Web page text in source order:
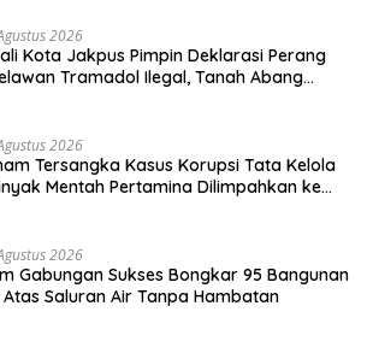
2026
Kota Jakpus Pimpin Deklarasi Perang
Tramadol Ilegal, Tanah Abang
2026
Tersangka Kasus Korupsi Tata Kelola
Mentah Pertamina Dilimpahkan ke
2026
Gabungan Sukses Bongkar 95 Bangunan
Saluran Air Tanpa Hambatan